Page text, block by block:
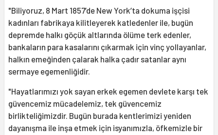
"Biliyoruz, 8 Mart 1857’de New York’ta dokuma işçisi
kadınları fabrikaya kilitleyerek katledenler ile, bugün
depremde halkı göçük altlarında ölüme terk edenler,
bankaların para kasalarını çıkarmak için vinç yollayanlar,
halkın emeğinden çalarak halka çadır satanlar aynı
sermaye egemenliğidir.
"Hayatlarımızı yok sayan erkek egemen devlete karşı tek
güvencemiz mücadelemiz, tek güvencemiz
birlikteliğimizdir. Bugün burada kentlerimizi yeniden
dayanışma ile inşa etmek için isyanımızla, öfkemizle bir